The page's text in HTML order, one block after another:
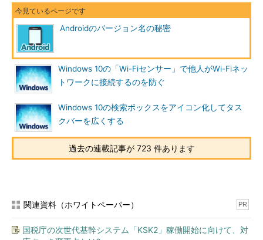
Androidのバージョン名の秘密
Windows 10の「Wi-Fiセンサー」で他人がWi-Fiネッ
トワークに接続するのを防ぐ
Windows 10の検索ボックスをアイコン化してタス
クバーを広くする
過去の連載記事が 723 件あります
関連資料（ホワイトペーパー） PR
国税庁の次世代基幹システム「KSK2」稼働開始に向けて、対